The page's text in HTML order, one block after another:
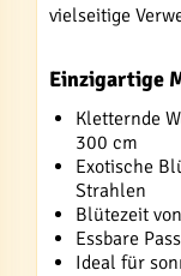
vielseitige
Einzigartige
Kletternde
300 cm
Exotische
Strahlen
Blütezeit
Essbare
Ideal für